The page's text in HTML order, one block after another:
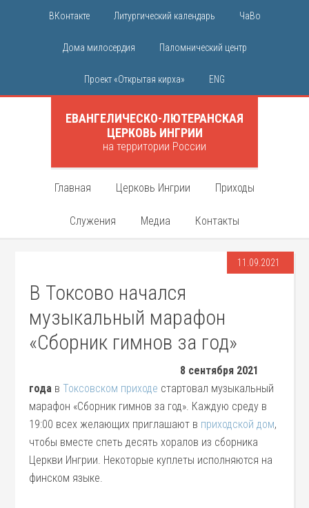
ВКонтакте Литургический календарь ЧаВо
Дома милосердия Паломнический центр
Проект «Открытая кирха» ENG
ЕВАНГЕЛИЧЕСКО-ЛЮТЕРАНСКАЯ
ЦЕРКОВЬ ИНГРИИ
на территории России
Главная Церковь Ингрии Приходы
Служения Медиа Контакты
11.09.2021
В Токсово начался
музыкальный марафон
«Сборник гимнов за год»
8 сентября 2021
года в Токсовском приходе стартовал музыкальный
марафон «Сборник гимнов за год». Каждую среду в
19:00 всех желающих приглашают в приходской дом,
чтобы вместе спеть десять хоралов из сборника
Церкви Ингрии. Некоторые куплеты исполняются на
финском языке.